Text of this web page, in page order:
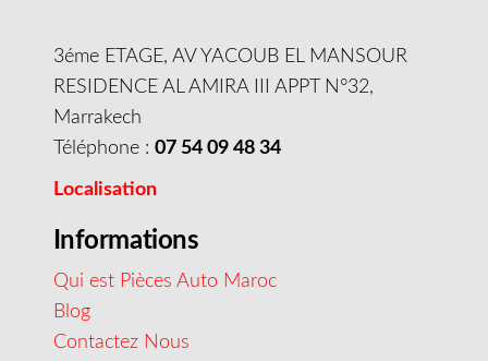
3éme ETAGE, AV YACOUB EL MANSOUR
RESIDENCE AL AMIRA III APPT N°32,
Marrakech
Téléphone : 07 54 09 48 34
Localisation
Informations
Qui est Pièces Auto Maroc
Blog
Contactez Nous